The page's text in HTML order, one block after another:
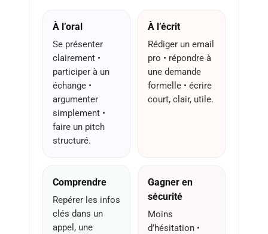
À l’oral
Se présenter
clairement •
participer à un
échange •
argumenter
simplement •
faire un pitch
structuré.
À l’écrit
Rédiger un email
pro • répondre à
une demande
formelle • écrire
court, clair, utile.
Comprendre
Repérer les infos
clés dans un
appel, une
Gagner en
sécurité
Moins
d’hésitation •